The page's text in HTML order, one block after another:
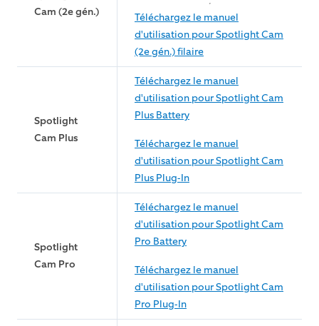
Cam (2e gén.)
Téléchargez le manuel
d'utilisation pour Spotlight Cam
(2e gén.) filaire
Spotlight
Cam Plus
Téléchargez le manuel
d'utilisation pour Spotlight Cam
Plus Battery
Téléchargez le manuel
d'utilisation pour Spotlight Cam
Plus Plug-In
Spotlight
Cam Pro
Téléchargez le manuel
d'utilisation pour Spotlight Cam
Pro Battery
Téléchargez le manuel
d'utilisation pour Spotlight Cam
Pro Plug-In